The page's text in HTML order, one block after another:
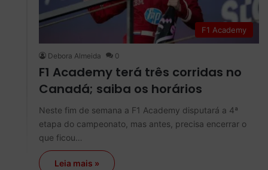
F1 Academy
Debora Almeida 0
F1 Academy terá três corridas no
Canadá; saiba os horários
Neste fim de semana a F1 Academy disputará a 4ª
etapa do campeonato, mas antes, precisa encerrar o
que ficou…
Leia mais »